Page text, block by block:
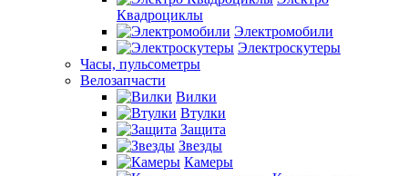
Квадроциклы
Электромобили
Электроскутеры
Часы, пульсометры
Велозапчасти
Вилки
Втулки
Защита
Звезды
Камеры